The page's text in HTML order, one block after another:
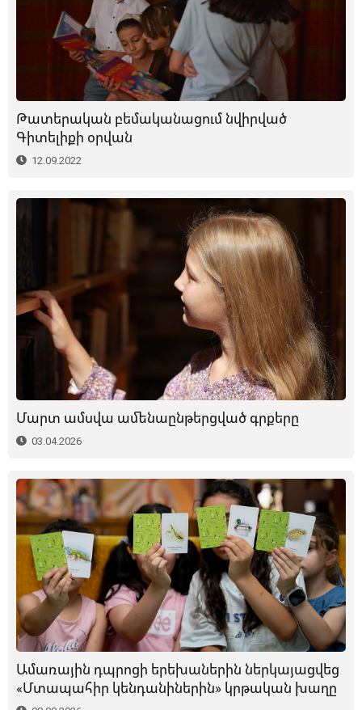
Թատերական բեմականացում նվիրված
Գիտելիքի օրվան
12.09.2022
Մարտ ամսվա ամենաընթերցված գրքերը
03.04.2026
Ամառային դպրոցի երեխաներին ներկայացվեց
«Մտապահիր կենդանիներին» կրթական խաղը